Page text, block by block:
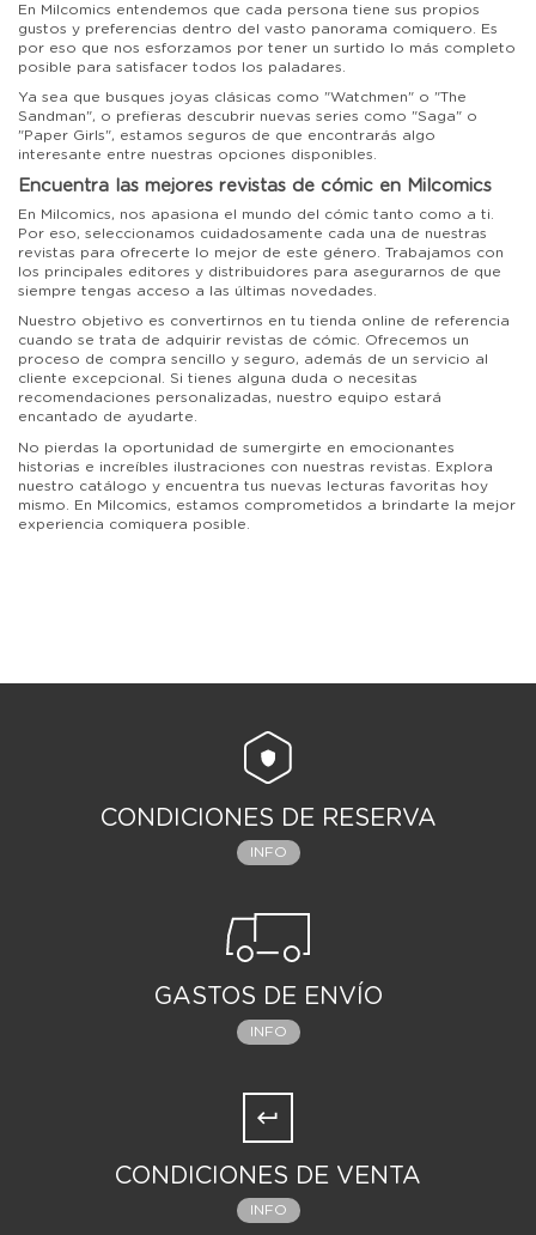
En Milcomics entendemos que cada persona tiene sus propios
gustos y preferencias dentro del vasto panorama comiquero. Es
por eso que nos esforzamos por tener un surtido lo más completo
posible para satisfacer todos los paladares.
Ya sea que busques joyas clásicas como "Watchmen" o "The
Sandman", o prefieras descubrir nuevas series como "Saga" o
"Paper Girls", estamos seguros de que encontrarás algo
interesante entre nuestras opciones disponibles.
Encuentra las mejores revistas de cómic en Milcomics
En Milcomics, nos apasiona el mundo del cómic tanto como a ti.
Por eso, seleccionamos cuidadosamente cada una de nuestras
revistas para ofrecerte lo mejor de este género. Trabajamos con
los principales editores y distribuidores para asegurarnos de que
siempre tengas acceso a las últimas novedades.
Nuestro objetivo es convertirnos en tu tienda online de referencia
cuando se trata de adquirir revistas de cómic. Ofrecemos un
proceso de compra sencillo y seguro, además de un servicio al
cliente excepcional. Si tienes alguna duda o necesitas
recomendaciones personalizadas, nuestro equipo estará
encantado de ayudarte.
No pierdas la oportunidad de sumergirte en emocionantes
historias e increíbles ilustraciones con nuestras revistas. Explora
nuestro catálogo y encuentra tus nuevas lecturas favoritas hoy
mismo. En Milcomics, estamos comprometidos a brindarte la mejor
experiencia comiquera posible.
CONDICIONES DE RESERVA
INFO
GASTOS DE ENVÍO
INFO
CONDICIONES DE VENTA
INFO